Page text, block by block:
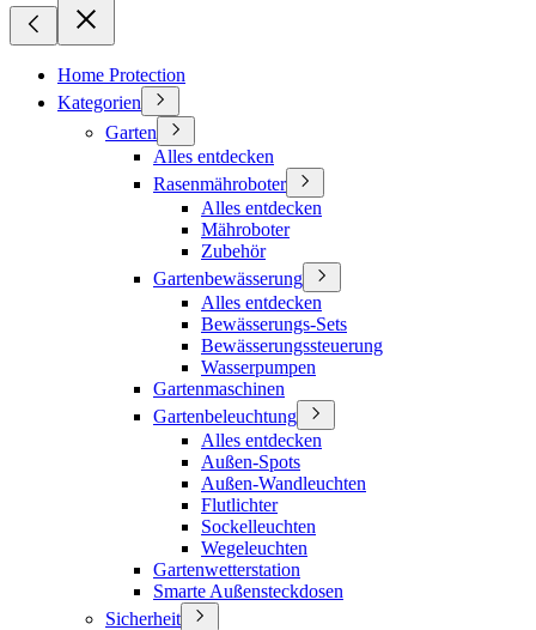
Home Protection
Kategorien
Garten
Alles entdecken
Rasenmähroboter
Alles entdecken
Mähroboter
Zubehör
Gartenbewässerung
Alles entdecken
Bewässerungs-Sets
Bewässerungssteuerung
Wasserpumpen
Gartenmaschinen
Gartenbeleuchtung
Alles entdecken
Außen-Spots
Außen-Wandleuchten
Flutlichter
Sockelleuchten
Wegeleuchten
Gartenwetterstation
Smarte Außensteckdosen
Sicherheit